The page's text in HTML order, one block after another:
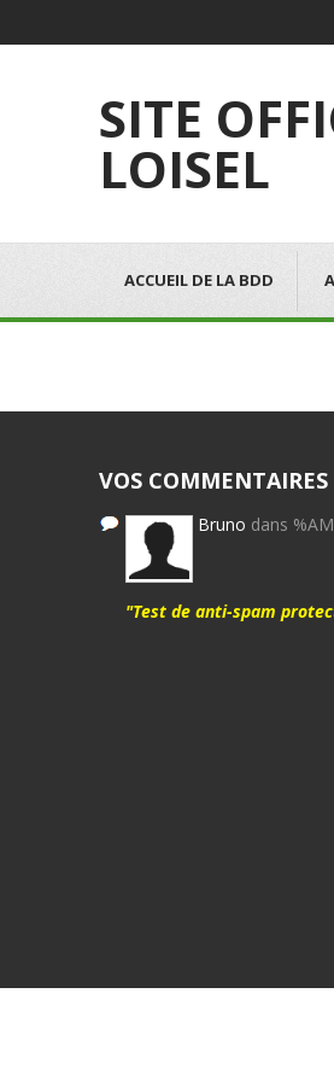
SITE
LOISEL
ACCUEIL DE LA BDD
VOS COMMENTAIRES
Bruno dans
"Test de anti-spam